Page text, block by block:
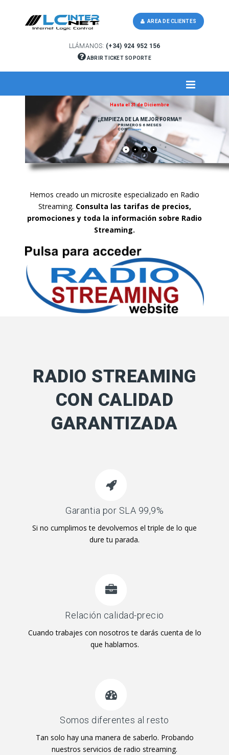
LLÁMANOS: (+34) 924 952 156
ABRIR TICKET SOPORTE
AREA DE CLIENTES
Hasta el 31 de Diciembre
¡¡EMPIEZA DE LA MEJOR FORMA!!
PRIMEROS 6 MESES
CON50% DESCUENTO
Hemos creado un microsite especializado en Radio
Streaming. Consulta las tarifas de precios,
promociones y toda la información sobre Radio
Streaming.
RADIO STREAMING
CON CALIDAD
GARANTIZADA
Garantia por SLA 99,9%
Si no cumplimos te devolvemos el triple de lo que
dure tu parada.
Relación calidad-precio
Cuando trabajes con nosotros te darás cuenta de lo
que hablamos.
Somos diferentes al resto
Tan solo hay una manera de saberlo. Probando
nuestros servicios de radio streaming.